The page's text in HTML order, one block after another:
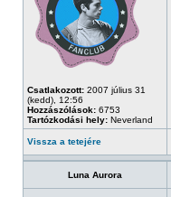
Csatlakozott: 2007 július 31
(kedd), 12:56
Hozzászólások: 6753
Tartózkodási hely: Neverland
Vissza a tetejére
Luna Aurora